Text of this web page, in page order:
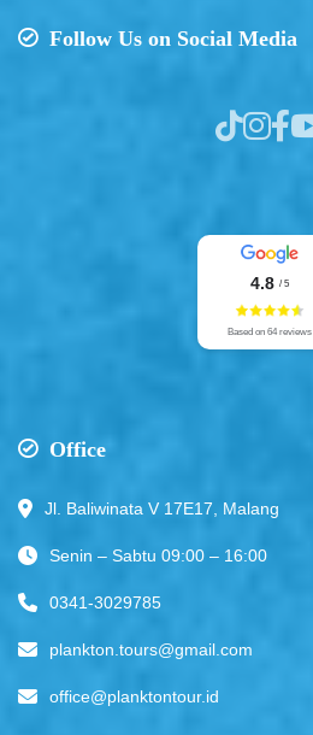
Follow Us on Social Media
4.8 / 5
Based on 64 reviews
Office
Jl. Baliwinata V 17E17, Malang
Senin – Sabtu 09:00 – 16:00
0341-3029785
plankton.tours@gmail.com
office@planktontour.id